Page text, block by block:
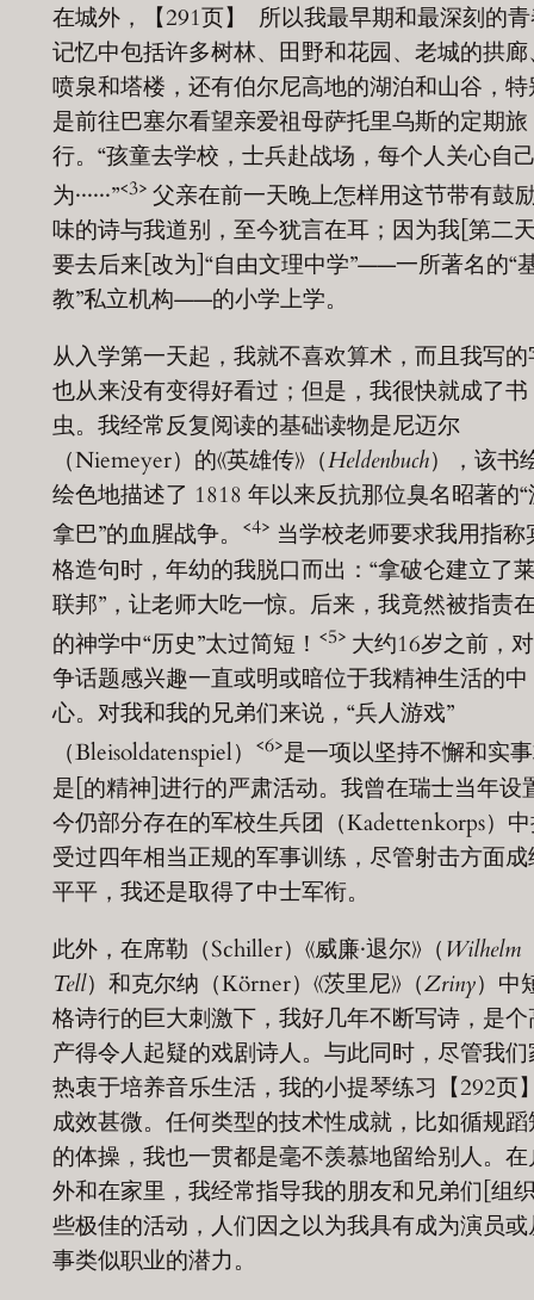
在城外，【291页】 所以我最早期和最深刻的
记忆中包括许多树林、田野和花园、老城的拱廊
喷泉和塔楼，还有伯尔尼高地的湖泊和山谷，特
是前往巴塞尔看望亲爱祖母萨托里乌斯的定期旅
行。“孩童去学校，士兵赴战场，每个人关心自
为······”<3> 父亲在前一天晚上怎样用这节带有鼓
味的诗与我道别，至今犹言在耳；因为我[第二
要去后来[改为]“自由文理中学”——一所著名的“
教”私立机构——的小学上学。
从入学第一天起，我就不喜欢算术，而且我写的
也从来没有变得好看过；但是，我很快就成了书
虫。我经常反复阅读的基础读物是尼迈尔
（Niemeyer）的《英雄传》（Heldenbuch），该书
绘色地描述了 1818 年以来反抗那位臭名昭著的“
拿巴”的血腥战争。
<4> 当学校老师要求我用指称
格造句时，年幼的我脱口而出：“拿破仑建立了
联邦”，让老师大吃一惊。后来，我竟然被指责
的神学中“历史”太过简短！ <5> 大约16岁之前，
争话题感兴趣一直或明或暗位于我精神生活的中
心。对我和我的兄弟们来说，“兵人游戏”
（Bleisoldatenspiel） <6>是一项以坚持不懈和实
是[的精神]进行的严肃活动。我曾在瑞士当年设
今仍部分存在的军校生兵团（Kadettenkorps）
受过四年相当正规的军事训练，尽管射击方面成
平平，我还是取得了中士军衔。
此外，在席勒（Schiller）《威廉·退尔》（Wilhelm
Tell）和克尔纳（Körner）《茨里尼》（Zriny）中
格诗行的巨大刺激下，我好几年不断写诗，是个
产得令人起疑的戏剧诗人。与此同时，尽管我们
热衷于培养音乐生活，我的小提琴练习【292页
成效甚微。任何类型的技术性成就，比如循规蹈
的体操，我也一贯都是毫不羡慕地留给别人。在
外和在家里，我经常指导我的朋友和兄弟们[组
些极佳的活动，人们因之以为我具有成为演员或
事类似职业的潜力。